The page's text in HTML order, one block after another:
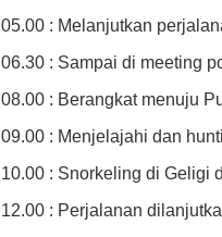
05.00 : Melanjutkan
06.30 : Sampai di meeting
08.00 : Berangkat menuju
09.00 : Menjelajahi dan
10.00 : Snorkeling di Geligi
12.00 : Perjalanan